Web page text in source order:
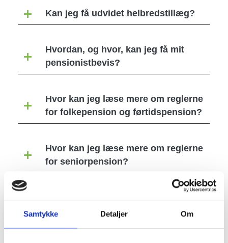
Samtykke Detaljer Om
Kan jeg få udvidet helbredstillæg?
Hvordan, og hvor, kan jeg få mit
pensionistbevis?
Hvor kan jeg læse mere om reglerne
for folkepension og førtidspension?
Hvor kan jeg læse mere om reglerne
for seniorpension?
Hvor kan jeg finde
sagsbehandlingstider?